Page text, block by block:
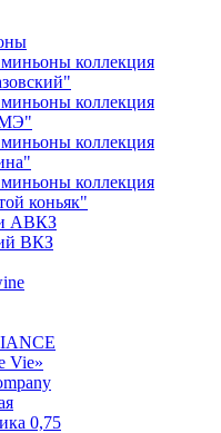
коллекция
коллекция
коллекция
коллекция
коньяк"
АВКЗ
ВКЗ
Vie»
0,75